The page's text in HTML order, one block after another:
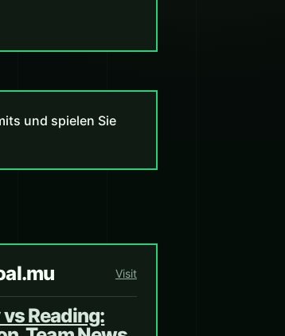
und spielen Sie
Visit
Reading: